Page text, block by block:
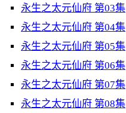
永生之太元仙府 第03集
永生之太元仙府 第04集
永生之太元仙府 第05集
永生之太元仙府 第06集
永生之太元仙府 第07集
永生之太元仙府 第08集